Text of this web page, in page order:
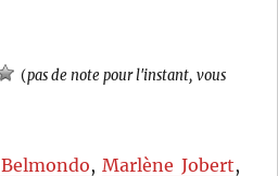
(pas de note pour l'instant, vous
,Marlène Jobert,